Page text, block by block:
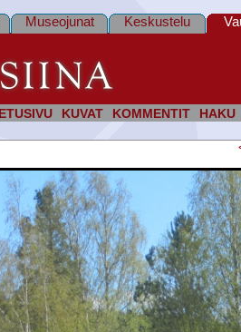
ETUSIVU KUVAT KOMMENTIT HAKU
Museojunat Keskustelu